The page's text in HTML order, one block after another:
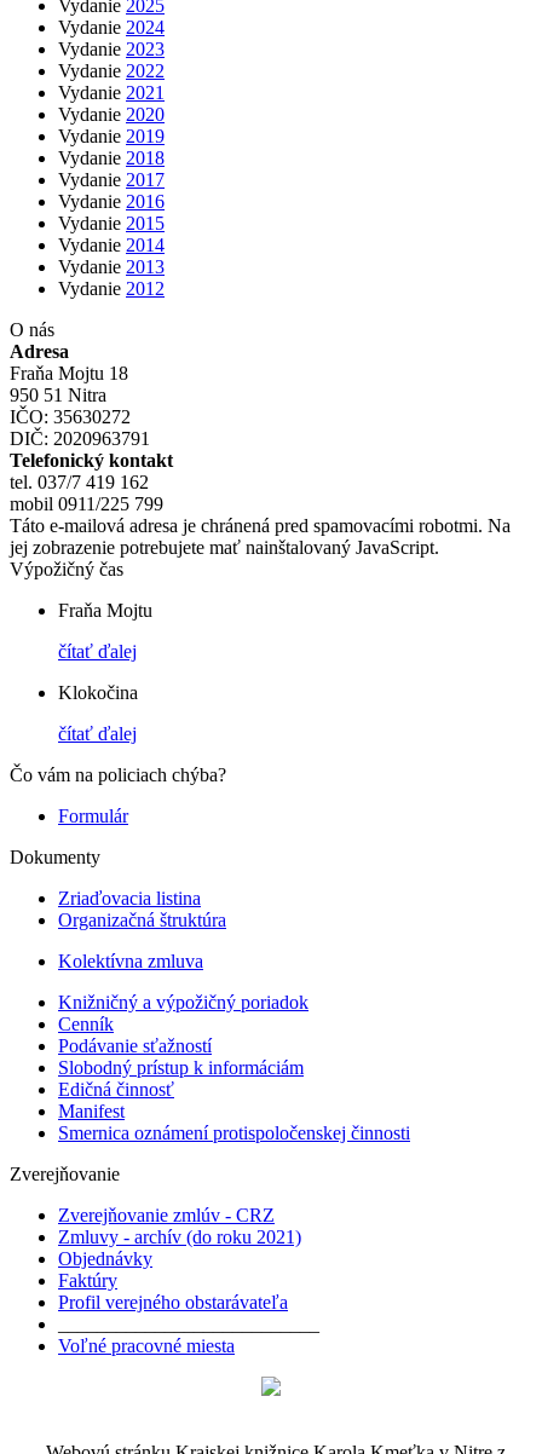
Vydanie 2025
Vydanie 2024
Vydanie 2023
Vydanie 2022
Vydanie 2021
Vydanie 2020
Vydanie 2019
Vydanie 2018
Vydanie 2017
Vydanie 2016
Vydanie 2015
Vydanie 2014
Vydanie 2013
Vydanie 2012
O nás
Adresa
Fraňa Mojtu 18
950 51 Nitra
IČO: 35630272
DIČ: 2020963791
Telefonický kontakt
tel. 037/7 419 162
mobil 0911/225 799
Táto e-mailová adresa je chránená pred spamovacími robotmi. Na
jej zobrazenie potrebujete mať nainštalovaný JavaScript.
Výpožičný čas
Fraňa Mojtu
čítať ďalej
Klokočina
čítať ďalej
Čo vám na policiach chýba?
Formulár
Dokumenty
Zriaďovacia listina
Organizačná štruktúra
Kolektívna zmluva
Knižničný a výpožičný poriadok
Cenník
Podávanie sťažností
Slobodný prístup k informáciám
Edičná činnosť
Manifest
Smernica oznámení protispoločenskej činnosti
Zverejňovanie
Zverejňovanie zmlúv - CRZ
Zmluvy - archív (do roku 2021)
Objednávky
Faktúry
Profil verejného obstarávateľa
Voľné pracovné miesta